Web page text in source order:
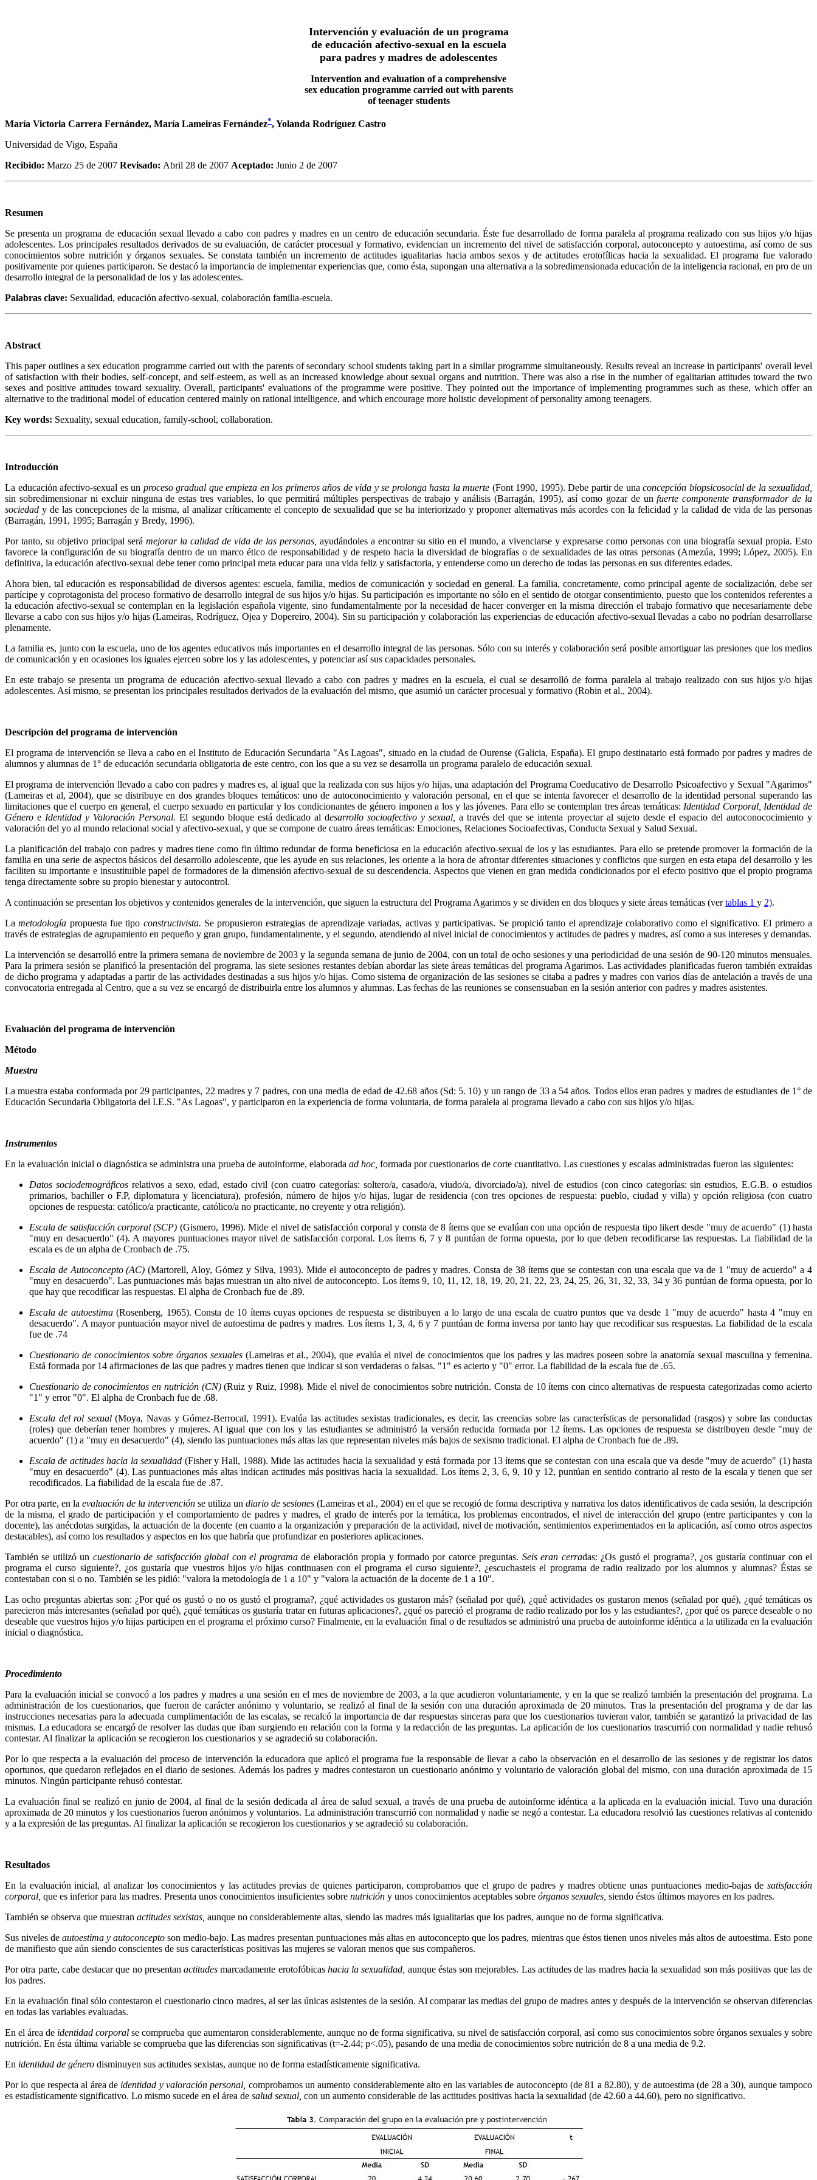
Intervención y evaluación de un programa
de educación afectivo-sexual en la escuela
para padres y madres de adolescentes
Intervention and evaluation of a comprehensive
sex education programme carried out with parents
of teenager students
María Victoria Carrera Fernández, María Lameiras Fernández*, Yolanda Rodríguez Castro
Universidad de Vigo, España
Recibido: Marzo 25 de 2007 Revisado: Abril 28 de 2007 Aceptado: Junio 2 de 2007
Resumen
Se presenta un programa de educación sexual llevado a cabo con padres y madres en un centro de educación secundaria. Éste fue desarrollado de forma paralela al programa realizado con sus hijos y/o hijas
adolescentes. Los principales resultados derivados de su evaluación, de carácter procesual y formativo, evidencian un incremento del nivel de satisfacción corporal, autoconcepto y autoestima, así como de sus
conocimientos sobre nutrición y órganos sexuales. Se constata también un incremento de actitudes igualitarias hacia ambos sexos y de actitudes erotofílicas hacia la sexualidad. El programa fue valorado
positivamente por quienes participaron. Se destacó la importancia de implementar experiencias que, como ésta, supongan una alternativa a la sobredimensionada educación de la inteligencia racional, en pro de un
desarrollo integral de la personalidad de los y las adolescentes.
Palabras clave: Sexualidad, educación afectivo-sexual, colaboración familia-escuela.
Abstract
This paper outlines a sex education programme carried out with the parents of secondary school students taking part in a similar programme simultaneously. Results reveal an increase in participants' overall level
of satisfaction with their bodies, self-concept, and self-esteem, as well as an increased knowledge about sexual organs and nutrition. There was also a rise in the number of egalitarian attitudes toward the two
sexes and positive attitudes toward sexuality. Overall, participants' evaluations of the programme were positive. They pointed out the importance of implementing programmes such as these, which offer an
alternative to the traditional model of education centered mainly on rational intelligence, and which encourage more holistic development of personality among teenagers.
Key words: Sexuality, sexual education, family-school, collaboration.
Introducción
La educación afectivo-sexual es un proceso gradual que empieza en los primeros años de vida y se prolonga hasta la muerte (Font 1990, 1995). Debe partir de una concepción biopsicosocial de la sexualidad,
sin sobredimensionar ni excluir ninguna de estas tres variables, lo que permitirá múltiples perspectivas de trabajo y análisis (Barragán, 1995), así como gozar de unfuerte componente transformador de la
sociedad y de las concepciones de la misma, al analizar críticamente el concepto de sexualidad que se ha interiorizado y proponer alternativas más acordes con la felicidad y la calidad de vida de las personas
(Barragán, 1991, 1995; Barragán y Bredy, 1996).
Por tanto, su objetivo principal será mejorar la calidad de vida de las personas, ayudándoles a encontrar su sitio en el mundo, a vivenciarse y expresarse como personas con una biografía sexual propia. Esto
favorece la configuración de su biografía dentro de un marco ético de responsabilidad y de respeto hacia la diversidad de biografías o de sexualidades de las otras personas (Amezúa, 1999; López, 2005). En
definitiva, la educación afectivo-sexual debe tener como principal meta educar para una vida feliz y satisfactoria, y entenderse como un derecho de todas las personas en sus diferentes edades.
Ahora bien, tal educación es responsabilidad de diversos agentes: escuela, familia, medios de comunicación y sociedad en general. La familia, concretamente, como principal agente de socialización, debe ser
partícipe y coprotagonista del proceso formativo de desarrollo integral de sus hijos y/o hijas. Su participación es importante no sólo en el sentido de otorgar consentimiento, puesto que los contenidos referentes a
la educación afectivo-sexual se contemplan en la legislación española vigente, sino fundamentalmente por la necesidad de hacer converger en la misma dirección el trabajo formativo que necesariamente debe
llevarse a cabo con sus hijos y/o hijas (Lameiras, Rodríguez, Ojea y Dopereiro, 2004). Sin su participación y colaboración las experiencias de educación afectivo-sexual llevadas a cabo no podrían desarrollarse
plenamente.
La familia es, junto con la escuela, uno de los agentes educativos más importantes en el desarrollo integral de las personas. Sólo con su interés y colaboración será posible amortiguar las presiones que los medios
de comunicación y en ocasiones los iguales ejercen sobre los y las adolescentes, y potenciar así sus capacidades personales.
En este trabajo se presenta un programa de educación afectivo-sexual llevado a cabo con padres y madres en la escuela, el cual se desarrolló de forma paralela al trabajo realizado con sus hijos y/o hijas
adolescentes. Así mismo, se presentan los principales resultados derivados de la evaluación del mismo, que asumió un carácter procesual y formativo (Robin et al., 2004).
Descripción del programa de intervención
El programa de intervención se lleva a cabo en el Instituto de Educación Secundaria "As Lagoas", situado en la ciudad de Ourense (Galicia, España). El grupo destinatario está formado por padres y madres de
alumnos y alumnas de 1° de educación secundaria obligatoria de este centro, con los que a su vez se desarrolla un programa paralelo de educación sexual.
El programa de intervención llevado a cabo con padres y madres es, al igual que la realizada con sus hijos y/o hijas, una adaptación del Programa Coeducativo de Desarrollo Psicoafectivo y Sexual "Agarimos"
(Lameiras et al, 2004), que se distribuye en dos grandes bloques temáticos: uno de autoconocimiento y valoración personal, en el que se intenta favorecer el desarrollo de la identidad personal superando las
limitaciones que el cuerpo en general, el cuerpo sexuado en particular y los condicionantes de género imponen a los y las jóvenes. Para ello se contemplan tres áreas temáticas: Identidad Corporal, Identidad de
Géneroe Identidad y Valoración Personal.El segundo bloque está dedicado al desarrollo socioafectivo y sexual,a través del que se intenta proyectar al sujeto desde el espacio del autoconococimiento y
valoración del yo al mundo relacional social y afectivo-sexual, y que se compone de cuatro áreas temáticas: Emociones, Relaciones Socioafectivas, Conducta Sexual y Salud Sexual.
La planificación del trabajo con padres y madres tiene como fin último redundar de forma beneficiosa en la educación afectivo-sexual de los y las estudiantes. Para ello se pretende promover la formación de la
familia en una serie de aspectos básicos del desarrollo adolescente, que les ayude en sus relaciones, les oriente a la hora de afrontar diferentes situaciones y conflictos que surgen en esta etapa del desarrollo y les
faciliten su importante e insustituible papel de formadores de la dimensión afectivo-sexual de su descendencia. Aspectos que vienen en gran medida condicionados por el efecto positivo que el propio programa
tenga directamente sobre su propio bienestar y autocontrol.
A continuación se presentan los objetivos y contenidos generales de la intervención, que siguen la estructura del Programa Agarimos y se dividen en dos bloques y siete áreas temáticas (vertablas 1 y 2).
Lametodología propuesta fue tipo constructivista. Se propusieron estrategias de aprendizaje variadas, activas y participativas. Se propició tanto el aprendizaje colaborativo como el significativo. El primero a
través de estrategias de agrupamiento en pequeño y gran grupo, fundamentalmente, y el segundo, atendiendo al nivel inicial de conocimientos y actitudes de padres y madres, así como a sus intereses y demandas.
La intervención se desarrolló entre la primera semana de noviembre de 2003 y la segunda semana de junio de 2004, con un total de ocho sesiones y una periodicidad de una sesión de 90-120 minutos mensuales.
Para la primera sesión se planificó la presentación del programa, las siete sesiones restantes debían abordar las siete áreas temáticas del programa Agarimos. Las actividades planificadas fueron también extraídas
de dicho programa y adaptadas a partir de las actividades destinadas a sus hijos y/o hijas. Como sistema de organización de las sesiones se citaba a padres y madres con varios días de antelación a través de una
convocatoria entregada al Centro, que a su vez se encargó de distribuirla entre los alumnos y alumnas. Las fechas de las reuniones se consensuaban en la sesión anterior con padres y madres asistentes.
Evaluación del programa de intervención
Método
Muestra
La muestra estaba conformada por 29 participantes, 22 madres y 7 padres, con una media de edad de 42.68 años (Sd: 5. 10) y un rango de 33 a 54 años. Todos ellos eran padres y madres de estudiantes de 1° de
Educación Secundaria Obligatoria del I.E.S. "As Lagoas", y participaron en la experiencia de forma voluntaria, de forma paralela al programa llevado a cabo con sus hijos y/o hijas.
Instrumentos
En la evaluación inicial o diagnóstica se administra una prueba de autoinforme, elaborada ad hoc, formada por cuestionarios de corte cuantitativo. Las cuestiones y escalas administradas fueron las siguientes:
Datos sociodemográficos relativos a sexo, edad, estado civil (con cuatro categorías: soltero/a, casado/a, viudo/a, divorciado/a), nivel de estudios (con cinco categorías: sin estudios, E.G.B. o estudios
primarios, bachiller o F.P, diplomatura y licenciatura), profesión, número de hijos y/o hijas, lugar de residencia (con tres opciones de respuesta: pueblo, ciudad y villa) y opción religiosa (con cuatro
opciones de respuesta: católico/a practicante, católico/a no practicante, no creyente y otra religión).
Escala de satisfacción corporal (SCP) (Gismero, 1996). Mide el nivel de satisfacción corporal y consta de 8 ítems que se evalúan con una opción de respuesta tipo likert desde "muy de acuerdo" (1) hasta
"muy en desacuerdo" (4). A mayores puntuaciones mayor nivel de satisfacción corporal. Los ítems 6, 7 y 8 puntúan de forma opuesta, por lo que deben recodificarse las respuestas. La fiabilidad de la
escala es de un alpha de Cronbach de .75.
Escala de Autoconcepto (AC)(Martorell, Aloy, Gómez y Silva, 1993). Mide el autoconcepto de padres y madres. Consta de 38 ítems que se contestan con una escala que va de 1 "muy de acuerdo" a 4
"muy en desacuerdo". Las puntuaciones más bajas muestran un alto nivel de autoconcepto. Los ítems 9, 10, 11, 12, 18, 19, 20, 21, 22, 23, 24, 25, 26, 31, 32, 33, 34 y 36 puntúan de forma opuesta, por lo
que hay que recodificar las respuestas. El alpha de Cronbach fue de .89.
Escala de autoestima(Rosenberg, 1965). Consta de 10 ítems cuyas opciones de respuesta se distribuyen a lo largo de una escala de cuatro puntos que va desde 1 "muy de acuerdo" hasta 4 "muy en
desacuerdo". A mayor puntuación mayor nivel de autoestima de padres y madres. Los ítems 1, 3, 4, 6 y 7 puntúan de forma inversa por tanto hay que recodificar sus respuestas. La fiabilidad de la escala
fue de .74
Cuestionario de conocimientos sobre órganos sexuales (Lameiras et al., 2004), que evalúa el nivel de conocimientos que los padres y las madres poseen sobre la anatomía sexual masculina y femenina.
Está formada por 14 afirmaciones de las que padres y madres tienen que indicar si son verdaderas o falsas. "1" es acierto y "0" error. La fiabilidad de la escala fue de .65.
Cuestionario de conocimientos en nutrición (CN)(Ruiz y Ruiz, 1998). Mide el nivel de conocimientos sobre nutrición. Consta de 10 ítems con cinco alternativas de respuesta categorizadas como acierto
"1" y error "0". El alpha de Cronbach fue de .68.
Escala del rol sexual(Moya, Navas y Gómez-Berrocal, 1991). Evalúa las actitudes sexistas tradicionales, es decir, las creencias sobre las características de personalidad (rasgos) y sobre las conductas
(roles) que deberían tener hombres y mujeres. Al igual que con los y las estudiantes se administró la versión reducida formada por 12 ítems. Las opciones de respuesta se distribuyen desde "muy de
acuerdo" (1) a "muy en desacuerdo" (4), siendo las puntuaciones más altas las que representan niveles más bajos de sexismo tradicional. El alpha de Cronbach fue de .89.
Escala de actitudes hacia la sexualidad (Fisher y Hall, 1988). Mide las actitudes hacia la sexualidad y está formada por 13 ítems que se contestan con una escala que va desde "muy de acuerdo" (1) hasta
"muy en desacuerdo" (4). Las puntuaciones más altas indican actitudes más positivas hacia la sexualidad. Los ítems 2, 3, 6, 9, 10 y 12, puntúan en sentido contrario al resto de la escala y tienen que ser
recodificados. La fiabilidad de la escala fue de .87.
Por otra parte, en la evaluación de la intervención se utiliza un diario de sesiones (Lameiras et al., 2004) en el que se recogió de forma descriptiva y narrativa los datos identificativos de cada sesión, la descripción
de la misma, el grado de participación y el comportamiento de padres y madres, el grado de interés por la temática, los problemas encontrados, el nivel de interacción del grupo (entre participantes y con la
docente), las anécdotas surgidas, la actuación de la docente (en cuanto a la organización y preparación de la actividad, nivel de motivación, sentimientos experimentados en la aplicación, así como otros aspectos
destacables), así como los resultados y aspectos en los que habría que profundizar en posteriores aplicaciones.
También se utilizó un cuestionario de satisfacción global con el programade elaboración propia y formado por catorce preguntas. Seis eran cerradas: ¿Os gustó el programa?, ¿os gustaría continuar con el
programa el curso siguiente?, ¿os gustaría que vuestros hijos y/o hijas continuasen con el programa el curso siguiente?, ¿escuchasteis el programa de radio realizado por los alumnos y alumnas? Éstas se
contestaban con si o no. También se les pidió: "valora la metodología de 1 a 10" y "valora la actuación de la docente de 1 a 10".
Las ocho preguntas abiertas son: ¿Por qué os gustó o no os gustó el programa?, ¿qué actividades os gustaron más? (señalad por qué), ¿qué actividades os gustaron menos (señalad por qué), ¿qué temáticas os
parecieron más interesantes (señalad por qué), ¿qué temáticas os gustaría tratar en futuras aplicaciones?, ¿qué os pareció el programa de radio realizado por los y las estudiantes?, ¿por qué os parece deseable o no
deseable que vuestros hijos y/o hijas participen en el programa el próximo curso? Finalmente, en la evaluación final o de resultados se administró una prueba de autoinforme idéntica a la utilizada en la evaluación
inicial o diagnóstica.
Procedimiento
Para la evaluación inicial se convocó a los padres y madres a una sesión en el mes de noviembre de 2003, a la que acudieron voluntariamente, y en la que se realizó también la presentación del programa. La
administración de los cuestionarios, que fueron de carácter anónimo y voluntario, se realizó al final de la sesión con una duración aproximada de 20 minutos. Tras la presentación del programa y de dar las
instrucciones necesarias para la adecuada cumplimentación de las escalas, se recalcó la importancia de dar respuestas sinceras para que los cuestionarios tuvieran valor, también se garantizó la privacidad de las
mismas. La educadora se encargó de resolver las dudas que iban surgiendo en relación con la forma y la redacción de las preguntas. La aplicación de los cuestionarios trascurrió con normalidad y nadie rehusó
contestar. Al finalizar la aplicación se recogieron los cuestionarios y se agradeció su colaboración.
Por lo que respecta a la evaluación del proceso de intervención la educadora que aplicó el programa fue la responsable de llevar a cabo la observación en el desarrollo de las sesiones y de registrar los datos
oportunos, que quedaron reflejados en el diario de sesiones. Además los padres y madres contestaron un cuestionario anónimo y voluntario de valoración global del mismo, con una duración aproximada de 15
minutos. Ningún participante rehusó contestar.
La evaluación final se realizó en junio de 2004, al final de la sesión dedicada al área de salud sexual, a través de una prueba de autoinforme idéntica a la aplicada en la evaluación inicial. Tuvo una duración
aproximada de 20 minutos y los cuestionarios fueron anónimos y voluntarios. La administración transcurrió con normalidad y nadie se negó a contestar. La educadora resolvió las cuestiones relativas al contenido
y a la expresión de las preguntas. Al finalizar la aplicación se recogieron los cuestionarios y se agradeció su colaboración.
Resultados
En la evaluación inicial, al analizar los conocimientos y las actitudes previas de quienes participaron, comprobamos que el grupo de padres y madres obtiene unas puntuaciones medio-bajas de satisfacción
corporal, que es inferior para las madres. Presenta unos conocimientos insuficientes sobre nutrición y unos conocimientos aceptables sobre órganos sexuales, siendo éstos últimos mayores en los padres.
También se observa que muestran actitudes sexistas, aunque no considerablemente altas, siendo las madres más igualitarias que los padres, aunque no de forma significativa.
Sus niveles deautoestima y autoconceptoson medio-bajo. Las madres presentan puntuaciones más altas en autoconcepto que los padres, mientras que éstos tienen unos niveles más altos de autoestima. Esto pone
de manifiesto que aún siendo conscientes de sus características positivas las mujeres se valoran menos que sus compañeros.
Por otra parte, cabe destacar que no presentanactitudesmarcadamente erotofóbicas hacia la sexualidad, aunque éstas son mejorables. Las actitudes de las madres hacia la sexualidad son más positivas que las de
los padres.
En la evaluación final sólo contestaron el cuestionario cinco madres, al ser las únicas asistentes de la sesión. Al comparar las medias del grupo de madres antes y después de la intervención se observan diferencias
en todas las variables evaluadas.
En el área de identidad corporalse comprueba que aumentaron considerablemente, aunque no de forma significativa, su nivel de satisfacción corporal, así como sus conocimientos sobre órganos sexuales y sobre
nutrición. En ésta última variable se comprueba que las diferencias son significativas (t=-2.44; p<.05), pasando de una media de conocimientos sobre nutrición de 8 a una media de 9.2.
En identidad de género disminuyen sus actitudes sexistas, aunque no de forma estadísticamente significativa.
Por lo que respecta al área de identidad y valoración personal, comprobamos un aumento considerablemente alto en las variables de autoconcepto (de 81 a 82.80), y de autoestima (de 28 a 30), aunque tampoco
es estadísticamente significativo. Lo mismo sucede en el área de salud sexual, con un aumento considerable de las actitudes positivas hacia la sexualidad (de 42.60 a 44.60), pero no significativo.